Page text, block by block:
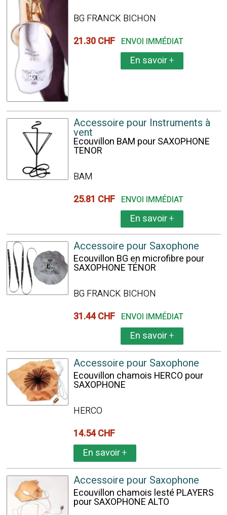
BG FRANCK BICHON
21.30 CHF ENVOI IMMÉDIAT
En savoir+
Accessoire pour Instruments à
vent
Ecouvillon BAM pour SAXOPHONE
TENOR
BAM
25.81 CHF ENVOI IMMÉDIAT
En savoir+
Accessoire pour Saxophone
Ecouvillon BG en microfibre pour
SAXOPHONE TÉNOR
BG FRANCK BICHON
31.44 CHF ENVOI IMMÉDIAT
En savoir+
Accessoire pour Saxophone
Ecouvillon chamois HERCO pour
SAXOPHONE
HERCO
14.54 CHF
En savoir+
Accessoire pour Saxophone
Ecouvillon chamois lesté PLAYERS
pour SAXOPHONE ALTO